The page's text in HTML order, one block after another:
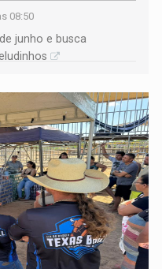
08:50
junho e busca